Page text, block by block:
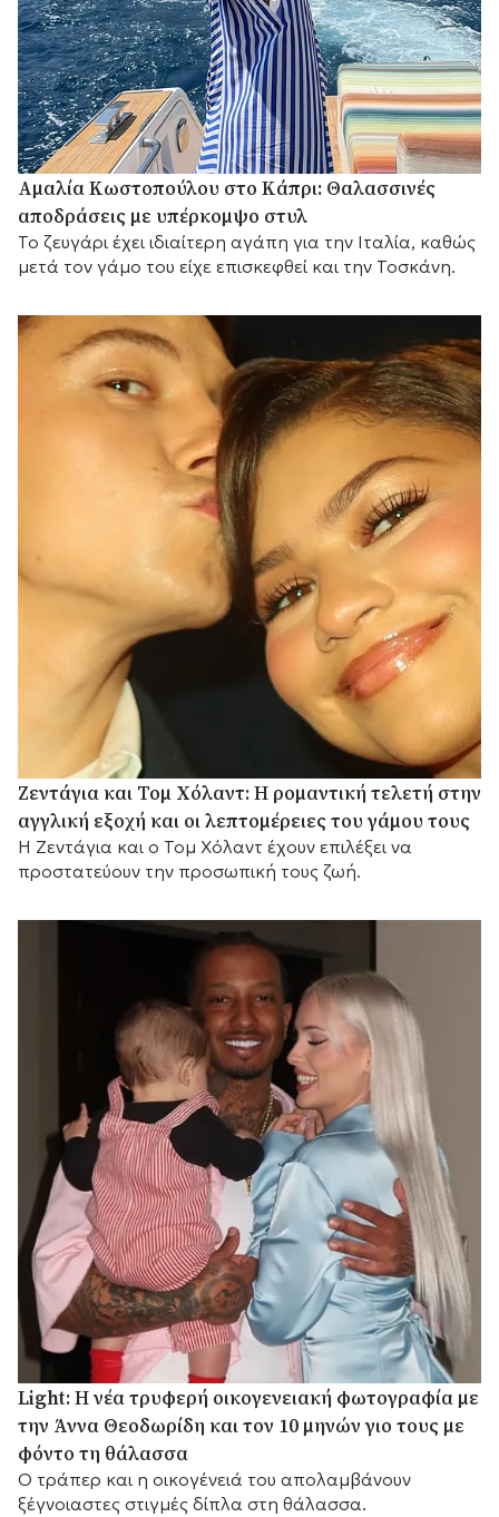
Αμαλία Κωστοπούλου στο Κάπρι: Θαλασσινές
αποδράσεις με υπέρκομψο στυλ
Το ζευγάρι έχει ιδιαίτερη αγάπη για την Ιταλία, καθώς
μετά τον γάμο του είχε επισκεφθεί και την Τοσκάνη.
Ζεντάγια και Τομ Χόλαντ: Η ρομαντική τελετή στην
αγγλική εξοχή και οι λεπτομέρειες του γάμου τους
Η Ζεντάγια και ο Τομ Χόλαντ έχουν επιλέξει να
προστατεύουν την προσωπική τους ζωή.
Light: Η νέα τρυφερή οικογενειακή φωτογραφία με
την Άννα Θεοδωρίδη και τον 10 μηνών γιο τους με
φόντο τη θάλασσα
Ο τράπερ και η οικογένειά του απολαμβάνουν
ξέγνοιαστες στιγμές δίπλα στη θάλασσα.